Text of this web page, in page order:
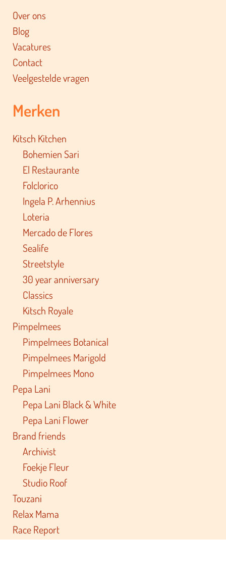
Over ons
Blog
Vacatures
Contact
Veelgestelde vragen
Merken
Kitsch Kitchen
Bohemien Sari
El Restaurante
Folclorico
Ingela P. Arhennius
Loteria
Mercado de Flores
Sealife
Streetstyle
30 year anniversary
Classics
Kitsch Royale
Pimpelmees
Pimpelmees Botanical
Pimpelmees Marigold
Pimpelmees Mono
Pepa Lani
Pepa Lani Black & White
Pepa Lani Flower
Brand friends
Archivist
Foekje Fleur
Studio Roof
Touzani
Relax Mama
Race Report